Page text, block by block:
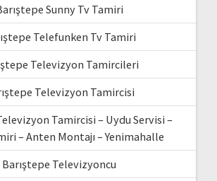
Sunny Tv Tamiri
Telefunken Tv Tamiri
Televizyon Tamircileri
Televizyon Tamircisi
Tamircisi – Uydu Servisi –
– Anten Montajı – Yenimahalle
Barıştepe Televizyoncu